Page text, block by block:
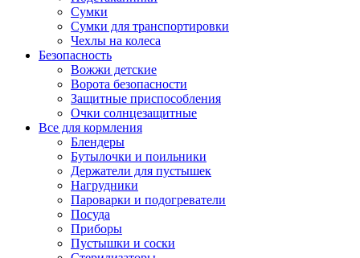
Сумки
Сумки для транспортировки
Чехлы на колеса
Безопасность
Вожжи детские
Ворота безопасности
Защитные приспособления
Очки солнцезащитные
Все для кормления
Блендеры
Бутылочки и поильники
Держатели для пустышек
Нагрудники
Пароварки и подогреватели
Посуда
Приборы
Пустышки и соски